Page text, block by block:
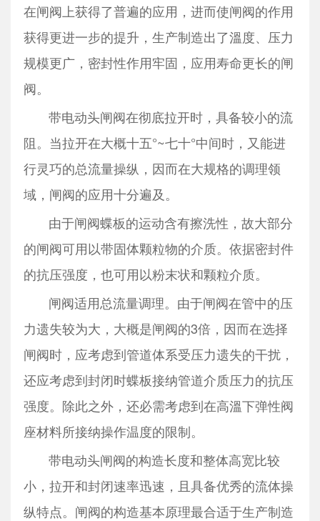
在闸阀上获得了普遍的应用，进而使闸阀的作用
获得更进一步的提升，生产制造出了溫度、压力
规模更广，密封性作用牢固，应用寿命更长的闸
阀。
带电动头闸阀在彻底拉开时，具备较小的流
阻。当拉开在大概十五°~七十°中间时，又能进
行灵巧的总流量操纵，因而在大规格的调理领
域，闸阀的应用十分遍及。
由于闸阀蝶板的运动含有擦洗性，故大部分
的闸阀可用以带固体颗粒物的介质。依据密封件
的抗压强度，也可用以粉末状和颗粒介质。
闸阀适用总流量调理。由于闸阀在管中的压
力遗失较为大，大概是闸阀的3倍，因而在选择
闸阀时，应考虑到管道体系受压力遗失的干扰，
还应考虑到封闭时蝶板接纳管道介质压力的抗压
强度。除此之外，还必需考虑到在高溫下弹性阀
座材料所接纳操作温度的限制。
带电动头闸阀的构造长度和整体高宽比较
小，拉开和封闭速率迅速，且具备优秀的流体操
纵特点。闸阀的构造基本原理最合适于生产制造